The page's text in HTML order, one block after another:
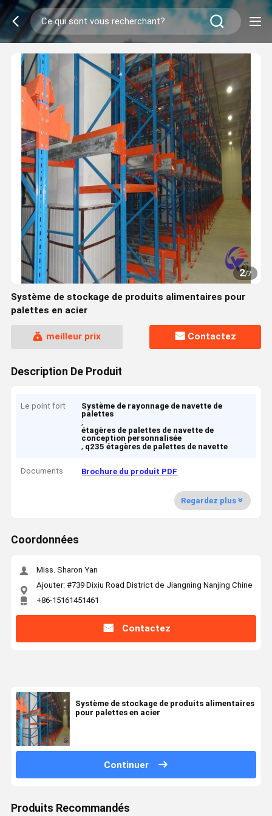
2/7
Système de stockage de produits alimentaires pour
palettes en acier
meilleur prix Contactez
Description De Produit
Le point fort
Système de rayonnage de navette de
palettes
,
étagères de palettes de navette de
conception personnalisée
, q235 étagères de palettes de navette
Documents Brochure du produit PDF
Regardez plus
Coordonnées
Miss. Sharon Yan
Ajouter: #739 Dixiu Road District de Jiangning Nanjing Chine
+86-15161451461
Contactez
Système de stockage de produits alimentaires
pour palettes en acier
Continuer
Produits Recommandés